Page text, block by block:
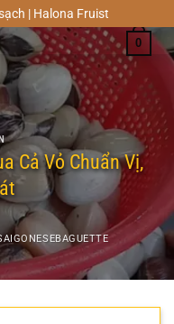
| Halona Fruist
0
Cả Vỏ Chuẩn Vị,